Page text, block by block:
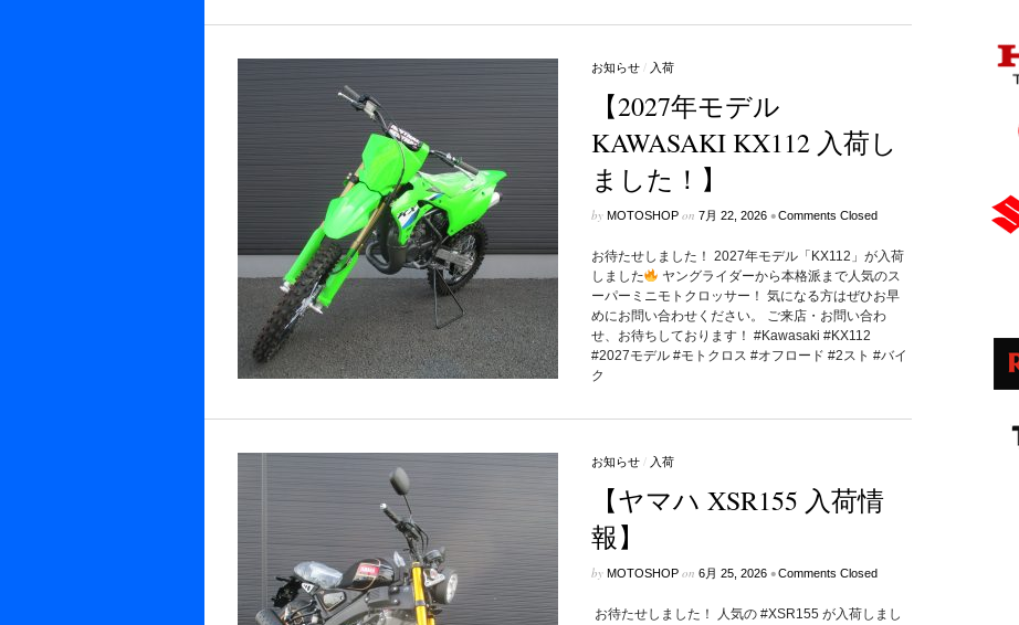
お知らせ/ 入荷
【2027年モデル
KAWASAKI KX112 入荷し
ました！】
by MOTOSHOPon 7月 22, 2026 •Comments Closed
お待たせしました！ 2027年モデル「KX112」が入荷
しました
ヤングライダーから本格派まで人気のス
ーパーミニモトクロッサー！ 気になる方はぜひお早
めにお問い合わせください。 ご来店・お問い合わ
せ、お待ちしております！ #Kawasaki #KX112
#2027モデル #モトクロス #オフロード #2スト #バイ
ク
お知らせ/ 入荷
【ヤマハ XSR155 入荷情
報】
by MOTOSHOPon 6月 25, 2026 •Comments Closed
お待たせしました！ 人気の #XSR155 が入荷しまし